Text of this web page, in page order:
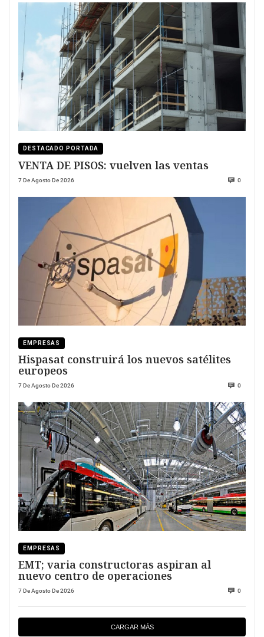
DESTACADO PORTADA
VENTA DE PISOS: vuelven las ventas
7 De Agosto De 2026 0
EMPRESAS
Hispasat construirá los nuevos satélites
europeos
7 De Agosto De 2026 0
EMPRESAS
EMT; varia constructoras aspiran al
nuevo centro de operaciones
7 De Agosto De 2026 0
CARGAR MÁS